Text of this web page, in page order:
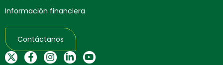
Información financiera
Contáctanos